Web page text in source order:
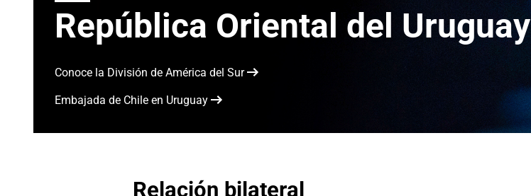
República Oriental del Uruguay
Conoce la División de América del Sur
Embajada de Chile en Uruguay
Relación bilateral